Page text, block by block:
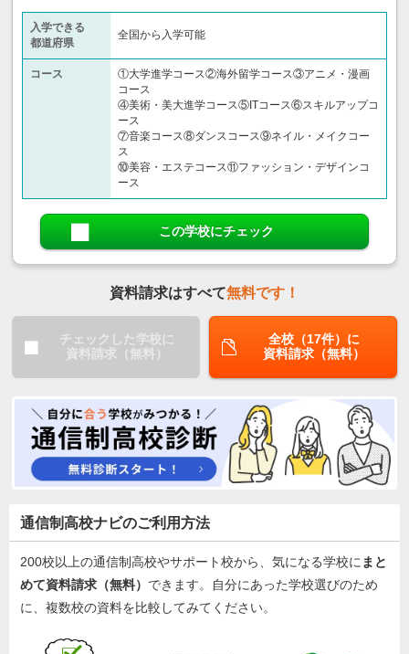
入学できる
都道府県
全国から入学可能
コース
①大学進学コース②海外留学コース③アニメ・漫画
コース
④美術・美大進学コース⑤ITコース⑥スキルアップコ
ース
⑦音楽コース⑧ダンスコース⑨ネイル・メイクコー
ス
⑩美容・エステコース⑪ファッション・デザインコ
ース
この学校にチェック
資料請求はすべて無料です！
チェックした学校に
資料請求（無料）
全校（17件）に
資料請求（無料）
通信制高校ナビのご利用方法
200校以上の通信制高校やサポート校から、気になる学校に まと
めて資料請求（無料） できます。自分にあった学校選びのため
に、複数校の資料を比較してみてください。